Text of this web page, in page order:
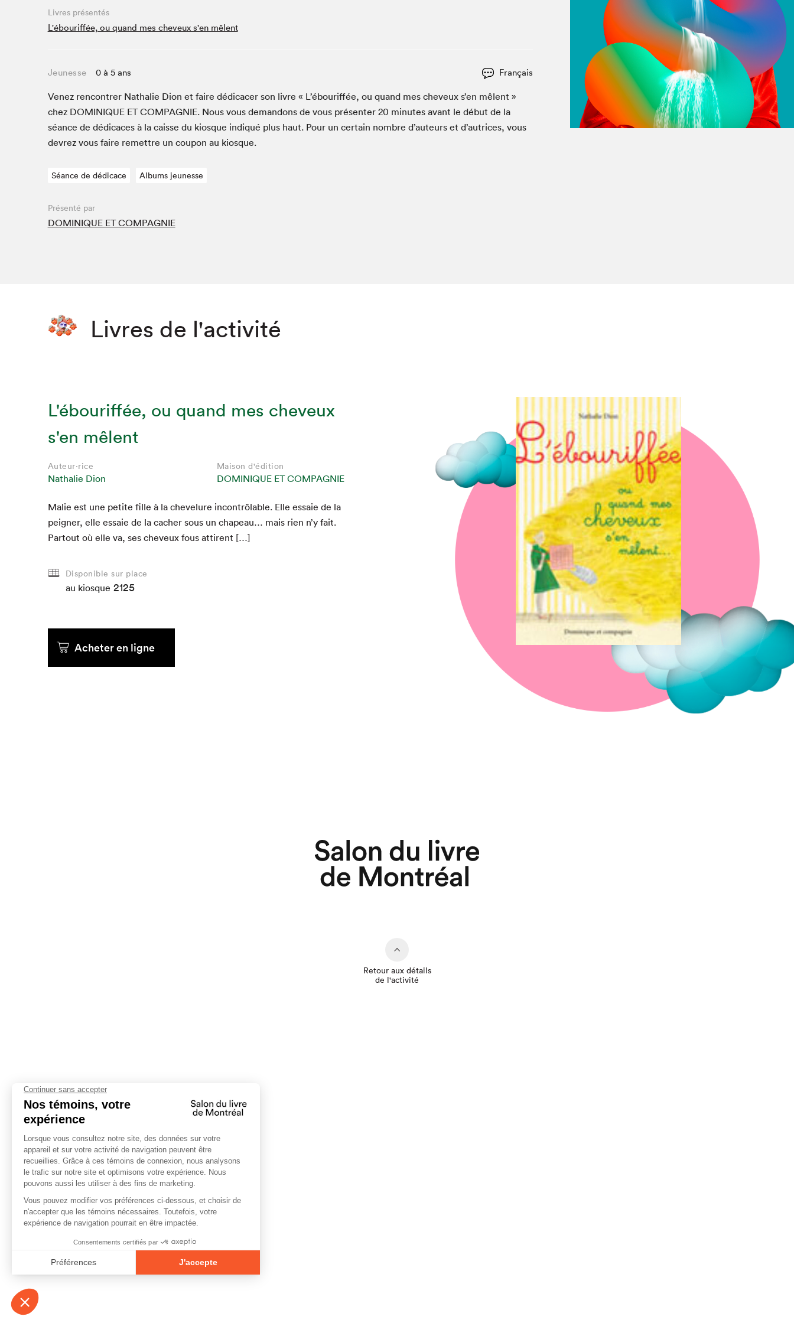
Café La Presse
Espace Côte-des-Neiges
La lecture en cadeau
Le grand jeu de lecture à voix haute du Salon du livre
de Montréal
Le Salon dans ta classe
Lettres québécoises au Salon
Liseur Public
Louisiane enracinée et branchée
Matinées scolaires Hydro-Québec
Mur des illustrateur·rice·s
À propos du Salon
Liste des exposant·e·s
Liste des auteur·rice·s
Que cherchez-vous?
Fermer
Livres présentés
L'ébouriffée, ou quand mes cheveux s'en mêlent
Jeunesse 0 à 5 ans Français
Venez ren­con­tr­er Nathalie Dion et faire dédi­cac­er son livre « L’ébou­rif­fée, ou quand mes cheveux s’en mêlent »
chez DOMINIQUE ET COM­PAG­NIE. Nous vous deman­dons de vous présen­ter 20 min­utes avant le début de la
séance de dédi­caces à la caisse du kiosque indiqué plus haut. Pour un cer­tain nom­bre d’auteurs et d’autrices, vous
devrez vous faire remet­tre un coupon au kiosque.
Séance de dédicace Albums jeunesse
Présenté par
DOMINIQUE ET COMPAGNIE
Livres de l'activité
L'ébouriffée, ou quand mes cheveux
s'en mêlent
Auteur·rice
Nathalie Dion
Maison d'édition
DOMINIQUE ET COMPAGNIE
Malie est une petite fille à la chevelure incon­trôlable. Elle essaie de la
peign­er, elle essaie de la cacher sous un cha­peau… mais rien n’y fait.
Partout où elle va, ses cheveux fous attirent […]
Disponible sur place
au kiosque 2125
Acheter en ligne
Retour aux détails
de l'activité